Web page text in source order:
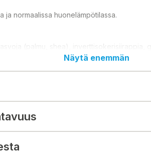
ja normaalissa huonelämpötilassa.
(palmu, shea), inverttisokerisiirappia,
HERAJAUHETTA (MAIDOSTA),
kasviöljyjä (kookos, rapsi). SAATTAA
MANTELIA. *Rainforest Alliance Certified.
E476 E904
Näytä enemmän